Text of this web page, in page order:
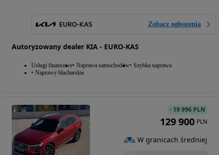
Zobacz ogłoszenia
Autoryzowany dealer KIA - EURO-KAS
Usługi finansowe Naprawa samochodów Szybka naprawa
Naprawy blacharskie
- 19 996 PLN
129 900 PLN
W granicach średniej